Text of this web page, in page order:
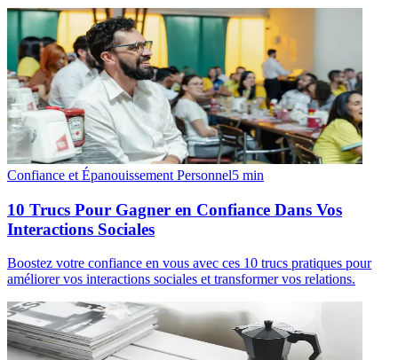
Confiance et Épanouissement Personnel5 min
10 Trucs Pour Gagner en Confiance Dans Vos
Interactions Sociales
Boostez votre confiance en vous avec ces 10 trucs pratiques pour
améliorer vos interactions sociales et transformer vos relations.